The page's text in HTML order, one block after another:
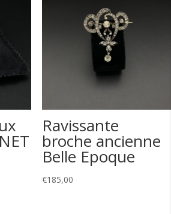
Ravissante
broche ancienne
Belle Epoque
€185,00